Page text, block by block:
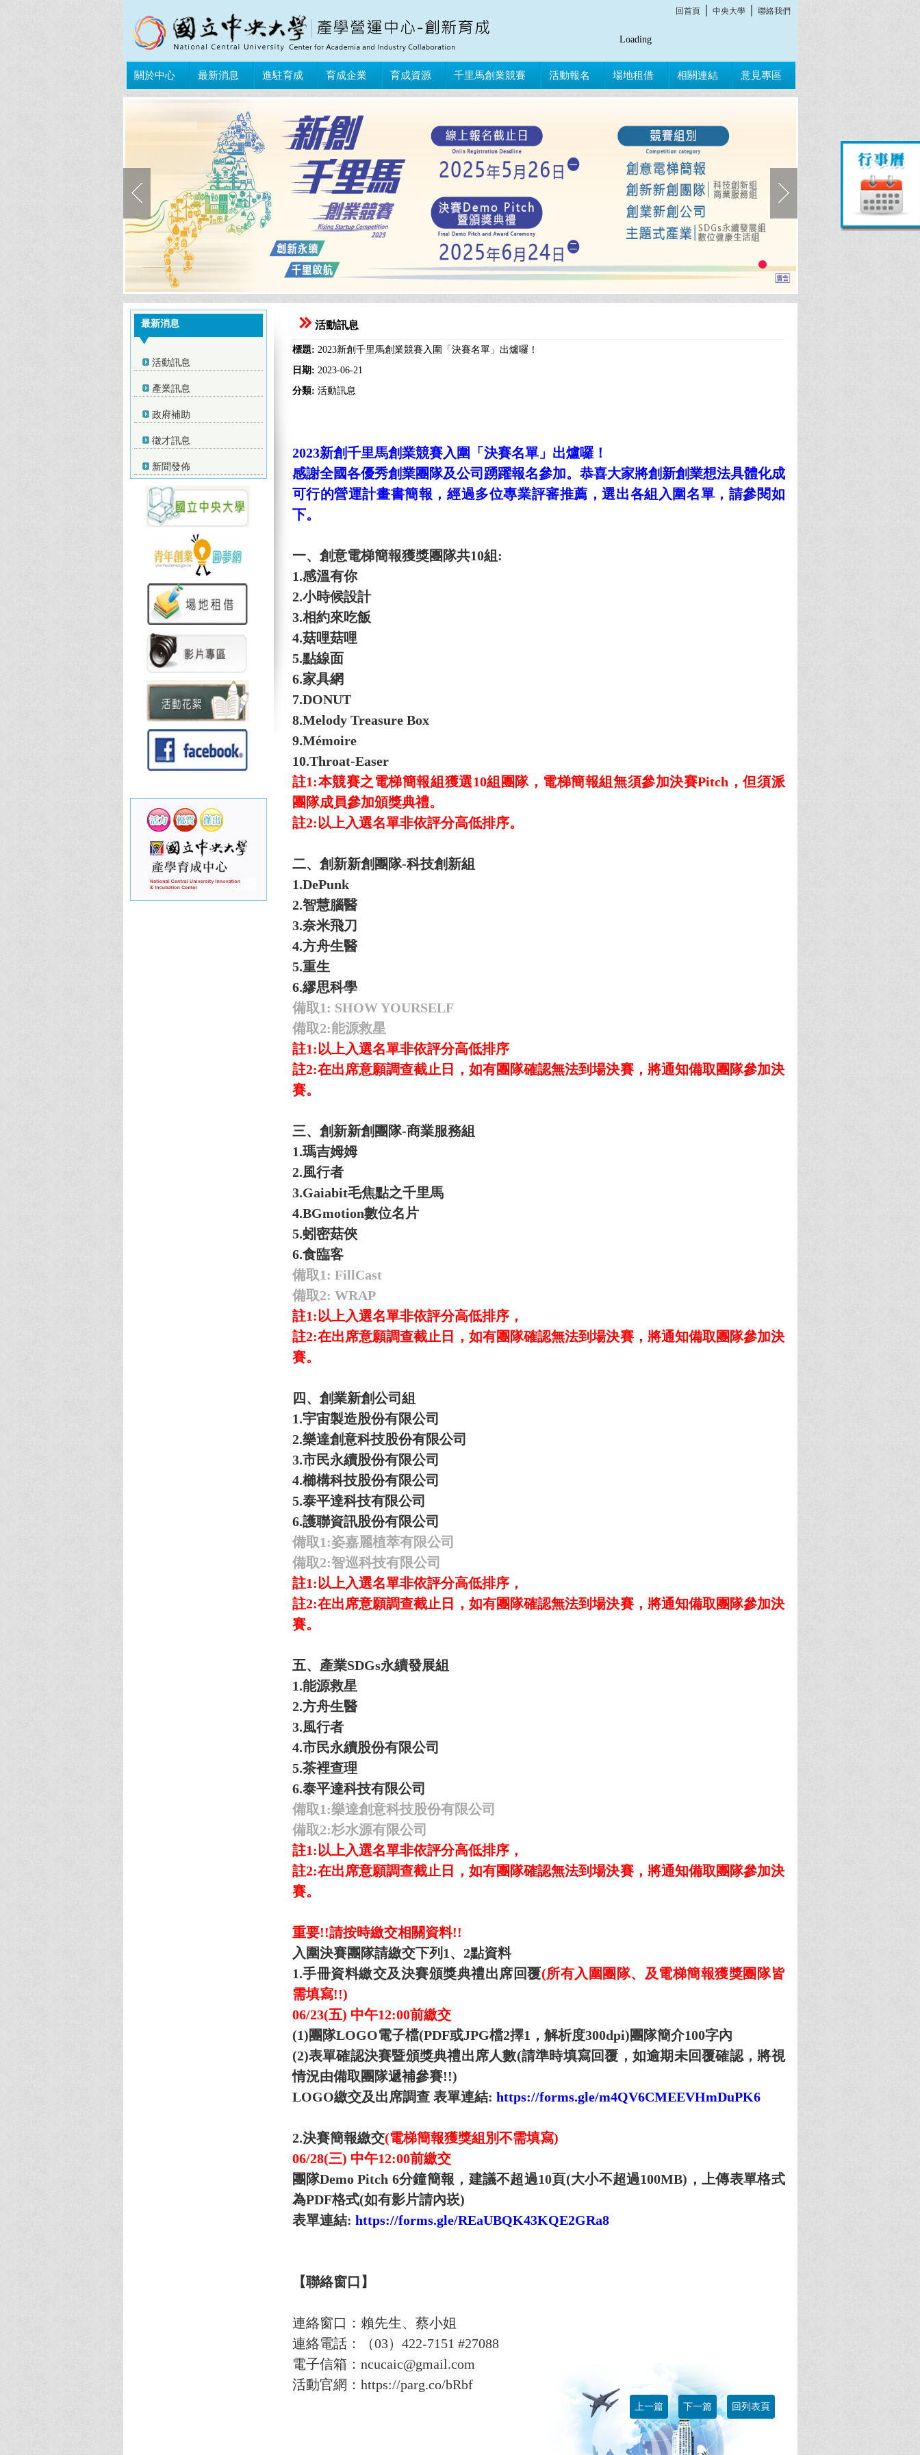
回首頁│ 中央大學│ 聯絡我們
Loading
關於中心 最新消息 進駐育成 育成企業 育成資源 千里馬創業競賽 活動報名 場地租借 相關連結 意見專區
最新消息
活動訊息
產業訊息
政府補助
徵才訊息
新聞發佈
活動訊息
標題: 2023新創千里馬創業競賽入圍「決賽名單」出爐囉！
日期: 2023-06-21
分類: 活動訊息
2023新創千里馬創業競賽入圍「決賽名單」出爐囉！
感謝全國各優秀創業團隊及公司踴躍報名參加。恭喜大家將創新創業想法具體化成
可行的營運計畫書簡報，經過多位專業評審推薦，選出各組入圍名單，請參閱如
下。
一、創意電梯簡報獲獎團隊共10組:
1.感溫有你
2.小時候設計
3.相約來吃飯
4.菇哩菇哩
5.點線面
6.家具網
7.DONUT
8.Melody Treasure Box
9.Mémoire
10.Throat-Easer
註1:本競賽之電梯簡報組獲選10組團隊，電梯簡報組無須參加決賽Pitch ，但須派
團隊成員參加頒獎典禮。
註2:以上入選名單非依評分高低排序。
二、創新新創團隊-科技創新組
1.DePunk
2.智慧腦醫
3.奈米飛刀
4.方舟生醫
5.重生
6.繆思科學
備取1: SHOW YOURSELF
備取2:能源救星
註1:以上入選名單非依評分高低排序
註2:在出席意願調查截止日，如有團隊確認無法到場決賽，將通知備取團隊參加決
賽。
三、創新新創團隊-商業服務組
1.瑪吉姆姆
2.風行者
3.Gaiabit毛焦點之千里馬
4.BGmotion數位名片
5.蚓密菇俠
6.食臨客
備取1: FillCast
備取2: WRAP
註1:以上入選名單非依評分高低排序，
註2:在出席意願調查截止日，如有團隊確認無法到場決賽，將通知備取團隊參加決
賽。
四、創業新創公司組
1.宇宙製造股份有限公司
2.樂達創意科技股份有限公司
3.市民永續股份有限公司
4.櫛構科技股份有限公司
5.泰平達科技有限公司
6.護聯資訊股份有限公司
備取1:姿嘉麗植萃有限公司
備取2:智巡科技有限公司
註1:以上入選名單非依評分高低排序，
註2:在出席意願調查截止日，如有團隊確認無法到場決賽，將通知備取團隊參加決
賽。
五、產業SDGs永續發展組
1.能源救星
2.方舟生醫
3.風行者
4.市民永續股份有限公司
5.茶裡查理
6.泰平達科技有限公司
備取1:樂達創意科技股份有限公司
備取2:杉水源有限公司
註1:以上入選名單非依評分高低排序，
註2:在出席意願調查截止日，如有團隊確認無法到場決賽，將通知備取團隊參加決
賽。
重要!!請按時繳交相關資料!!
入圍決賽團隊請繳交下列1、2點資料
1.手冊資料繳交及決賽頒獎典禮出席回覆(所有入圍團隊、及電梯簡報獲獎團隊皆
需填寫!!)
06/23(五) 中午12:00前繳交
(1)團隊LOGO電子檔(PDF或JPG檔2擇1，解析度300dpi)團隊簡介100字內
(2)表單確認決賽暨頒獎典禮出席人數(請準時填寫回覆，如逾期未回覆確認，將視
情況由備取團隊遞補參賽!!)
LOGO繳交及出席調查 表單連結: https://forms.gle/m4QV6CMEEVHmDuPK6
2.決賽簡報繳交(電梯簡報獲獎組別不需填寫)
06/28(三) 中午12:00前繳交
團隊Demo Pitch 6分鐘簡報 ，建議不超過10頁(大小不超過100MB)，上傳表單格式
為PDF格式(如有影片請內崁)
表單連結: https://forms.gle/REaUBQK43KQE2GRa8
【聯絡窗口】
連絡窗口：賴先生、蔡小姐
連絡電話：（03）422-7151 #27088
電子信箱：ncucaic@gmail.com
活動官網：https://parg.co/bRbf
上一篇 下一篇 回列表頁